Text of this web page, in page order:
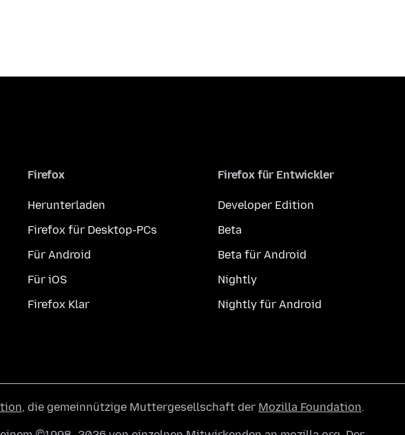
Firefox
Herunterladen
Firefox für Desktop-PCs
Für Android
Für iOS
Firefox Klar
Firefox für Entwickler
Developer Edition
Beta
Beta für Android
Nightly
Nightly für Android
, die gemeinnützige Muttergesellschaft der Mozilla Foundation.